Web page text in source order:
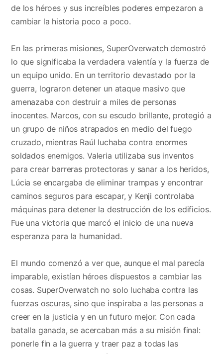
de los héroes y sus increíbles poderes empezaron a
cambiar la historia poco a poco.
En las primeras misiones, SuperOverwatch demostró
lo que significaba la verdadera valentía y la fuerza de
un equipo unido. En un territorio devastado por la
guerra, lograron detener un ataque masivo que
amenazaba con destruir a miles de personas
inocentes. Marcos, con su escudo brillante, protegió a
un grupo de niños atrapados en medio del fuego
cruzado, mientras Raúl luchaba contra enormes
soldados enemigos. Valeria utilizaba sus inventos
para crear barreras protectoras y sanar a los heridos,
Lúcia se encargaba de eliminar trampas y encontrar
caminos seguros para escapar, y Kenji controlaba
máquinas para detener la destrucción de los edificios.
Fue una victoria que marcó el inicio de una nueva
esperanza para la humanidad.
El mundo comenzó a ver que, aunque el mal parecía
imparable, existían héroes dispuestos a cambiar las
cosas. SuperOverwatch no solo luchaba contra las
fuerzas oscuras, sino que inspiraba a las personas a
creer en la justicia y en un futuro mejor. Con cada
batalla ganada, se acercaban más a su misión final:
ponerle fin a la guerra y traer paz a todas las